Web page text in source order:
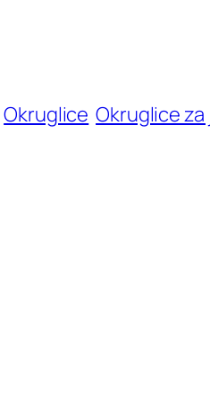
Okruglice Okruglice za